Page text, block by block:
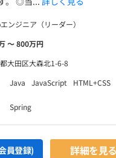
ンジニア（リーダー）
〜 800万円
大田区大森北1-6-8
Java JavaScript
HTML+CSS
Spring
員登録) 詳細を見る